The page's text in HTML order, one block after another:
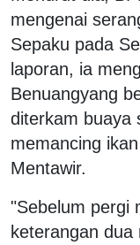
mengenai
Sepaku pada
laporan, ia
Benuangyang
diterkam buaya
memancing
Mentawir.
"Sebelum pergi
keterangan